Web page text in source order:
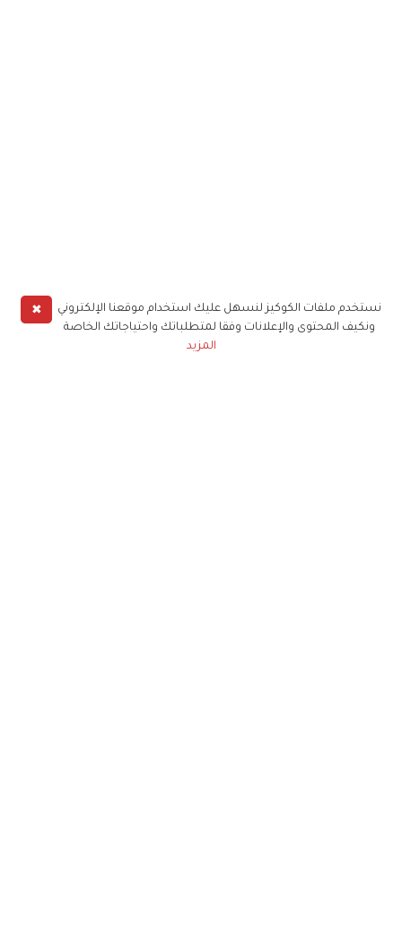
✖
نستخدم ملفات الكوكيز لنسهل عليك استخدام موقعنا الإلكتروني
ونكيف المحتوى والإعلانات وفقا لمتطلباتك واحتياجاتك الخاصة
المزيد